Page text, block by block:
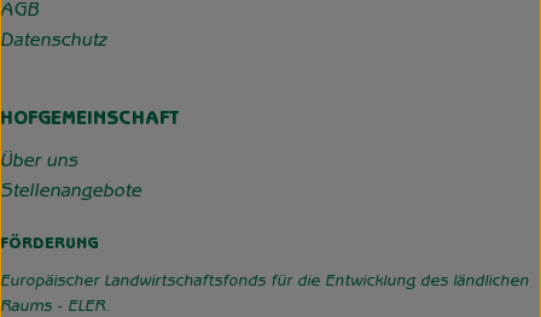
AGB
Datenschutz
HOFGEMEINSCHAFT
Über uns
Stellenangebote
FÖRDERUNG
Europäischer Landwirtschaftsfonds für die Entwicklung des ländlichen
Raums - ELER.